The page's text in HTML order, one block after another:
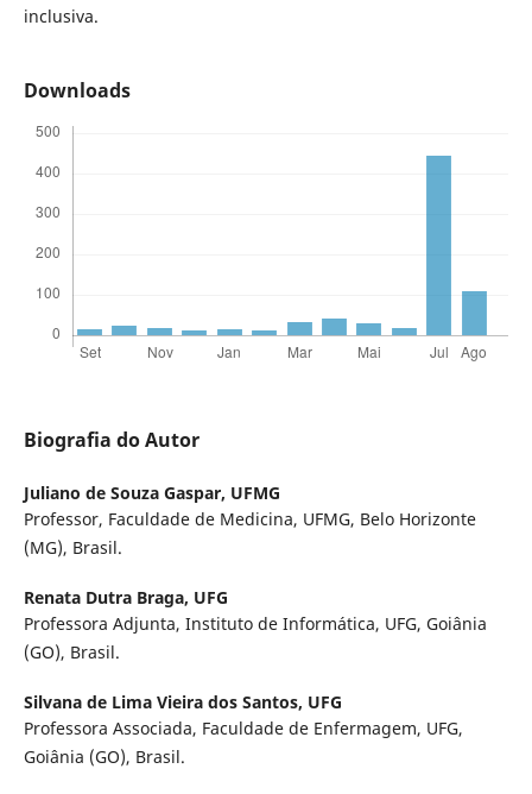
inclusiva.
Downloads
Biografia do Autor
Juliano de Souza Gaspar, UFMG
Professor, Faculdade de Medicina, UFMG, Belo Horizonte
(MG), Brasil.
Renata Dutra Braga, UFG
Professora Adjunta, Instituto de Informática, UFG, Goiânia
(GO), Brasil.
Silvana de Lima Vieira dos Santos, UFG
Professora Associada, Faculdade de Enfermagem, UFG,
Goiânia (GO), Brasil.